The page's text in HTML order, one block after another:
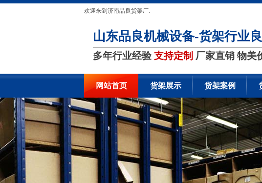
欢迎来到济南品良货架厂.
山东品良机械设备-货架行业
多年行业经验支持定制 厂家直销 物美
网站首页 货架展示 货架案例